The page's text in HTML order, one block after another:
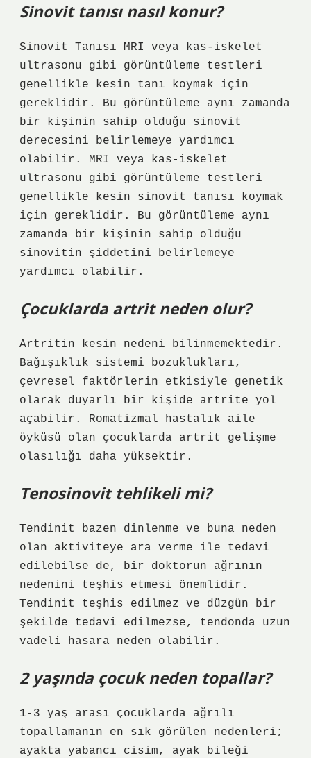
Sinovit tanısı nasıl konur?
Sinovit Tanısı MRI veya kas-iskelet
ultrasonu gibi görüntüleme testleri
genellikle kesin tanı koymak için
gereklidir. Bu görüntüleme aynı zamanda
bir kişinin sahip olduğu sinovit
derecesini belirlemeye yardımcı
olabilir. MRI veya kas-iskelet
ultrasonu gibi görüntüleme testleri
genellikle kesin sinovit tanısı koymak
için gereklidir. Bu görüntüleme aynı
zamanda bir kişinin sahip olduğu
sinovitin şiddetini belirlemeye
yardımcı olabilir.
Çocuklarda artrit neden olur?
Artritin kesin nedeni bilinmemektedir.
Bağışıklık sistemi bozuklukları,
çevresel faktörlerin etkisiyle genetik
olarak duyarlı bir kişide artrite yol
açabilir. Romatizmal hastalık aile
öyküsü olan çocuklarda artrit gelişme
olasılığı daha yüksektir.
Tenosinovit tehlikeli mi?
Tendinit bazen dinlenme ve buna neden
olan aktiviteye ara verme ile tedavi
edilebilse de, bir doktorun ağrının
nedenini teşhis etmesi önemlidir.
Tendinit teşhis edilmez ve düzgün bir
şekilde tedavi edilmezse, tendonda uzun
vadeli hasara neden olabilir.
2 yaşında çocuk neden topallar?
1-3 yaş arası çocuklarda ağrılı
topallamanın en sık görülen nedenleri;
ayakta yabancı cisim, ayak bileği